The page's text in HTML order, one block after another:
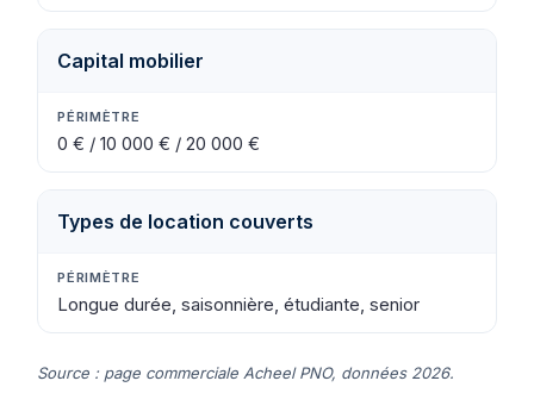
Capital mobilier
0 € / 10 000 € / 20 000 €
Types de location couverts
Longue durée, saisonnière, étudiante, senior
Source : page commerciale Acheel PNO, données 2026.